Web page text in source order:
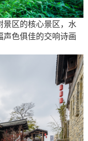
景区的核心景区，水
声色俱佳的交响诗画